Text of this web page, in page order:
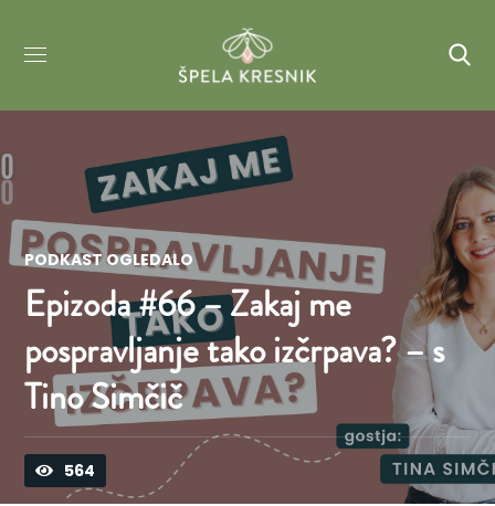
PODKAST OGLEDALO
Epizoda #66 – Zakaj me
pospravljanje tako izčrpava? – s
Tino Simčič
564